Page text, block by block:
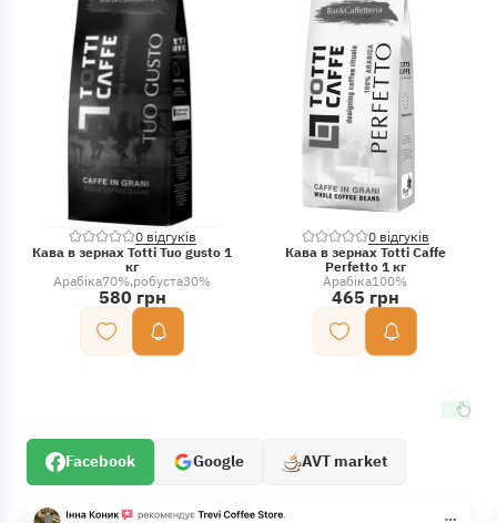
0 відгуків
Кава в зернах Totti Tuo gusto 1
кг
Арабіка70% робуста30%
580 грн
0 відгуків
Кава в зернах Totti Caffe
Perfetto 1 кг
Арабіка100%
465 грн
Facebook Google AVT market